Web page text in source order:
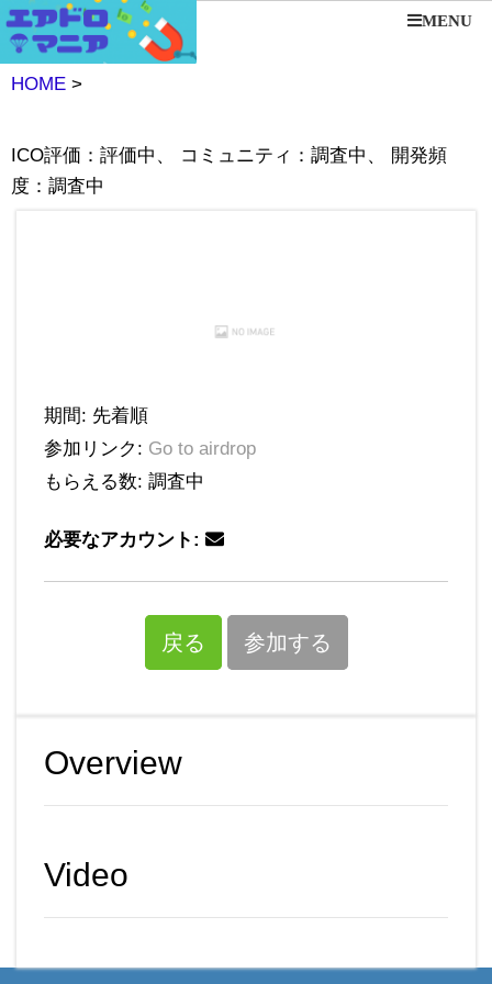
MENU
HOME >
ICO評価：評価中、 コミュニティ：調査中、 開発頻
度：調査中
期間: 先着順
参加リンク: Go to airdrop
もらえる数: 調査中
必要なアカウント:
戻る 参加する
Overview
Video